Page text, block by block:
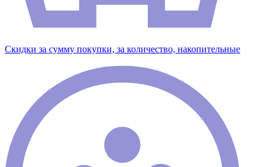
Скидки за сумму покупки, за количество, накопительные